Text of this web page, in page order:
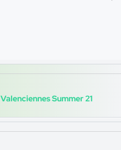
Valenciennes Summer 21